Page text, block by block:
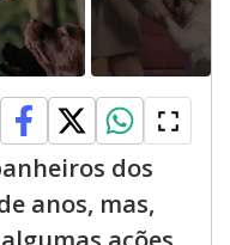
dos
anos, mas,